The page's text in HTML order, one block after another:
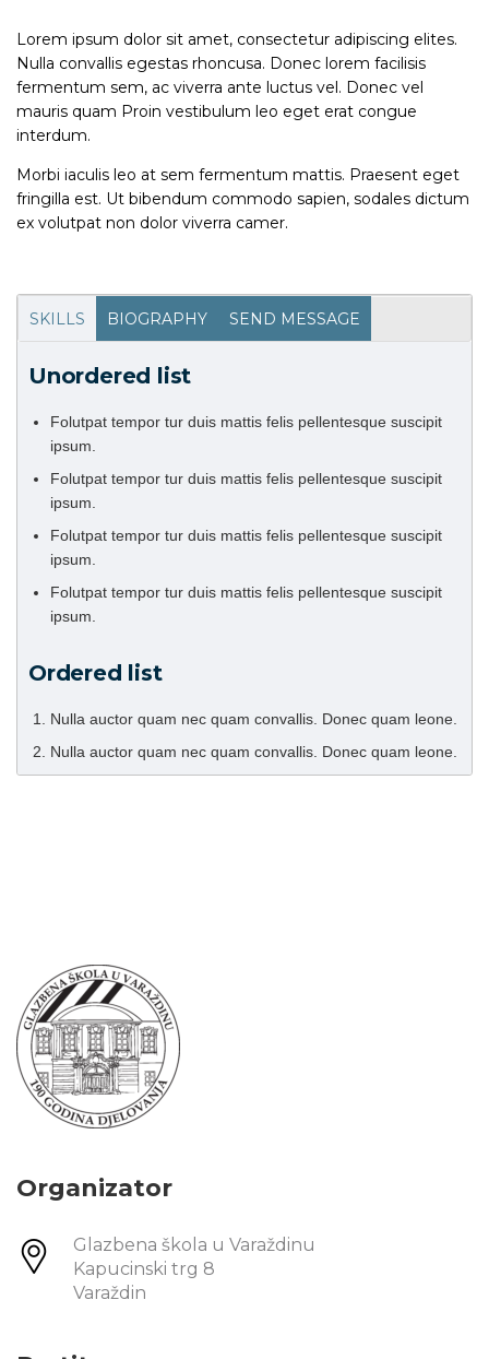
Lorem ipsum dolor sit amet, consectetur adipiscing elites.
Nulla convallis egestas rhoncusa. Donec lorem facilisis
fermentum sem, ac viverra ante luctus vel. Donec vel
mauris quam Proin vestibulum leo eget erat congue
interdum.
Morbi iaculis leo at sem fermentum mattis. Praesent eget
fringilla est. Ut bibendum commodo sapien, sodales dictum
ex volutpat non dolor viverra camer.
SKILLS BIOGRAPHY SEND MESSAGE
Unordered list
Folutpat tempor tur duis mattis felis pellentesque suscipit
ipsum.
Folutpat tempor tur duis mattis felis pellentesque suscipit
ipsum.
Folutpat tempor tur duis mattis felis pellentesque suscipit
ipsum.
Folutpat tempor tur duis mattis felis pellentesque suscipit
ipsum.
Ordered list
Nulla auctor quam nec quam convallis. Donec quam leone.
Nulla auctor quam nec quam convallis. Donec quam leone.
Organizator
Glazbena škola u Varaždinu
Kapucinski trg 8
Varaždin